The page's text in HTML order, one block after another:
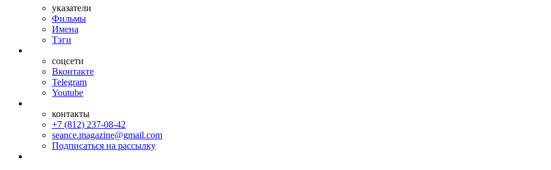
указатели
Фильмы
Имена
Тэги
соцсети
Вконтакте
Telegram
Youtube
контакты
+7 (812) 237-08-42
seance.magazine@gmail.com
Подписаться на рассылку